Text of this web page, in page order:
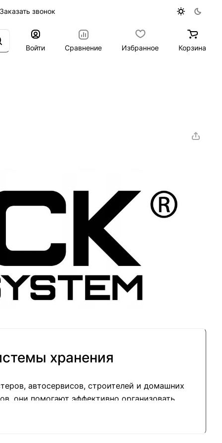
Заказать звонок
Войти Сравнение Избранное Корзина
хранения
автосервисов, строителей и домашних
они помогают эффективно организовать